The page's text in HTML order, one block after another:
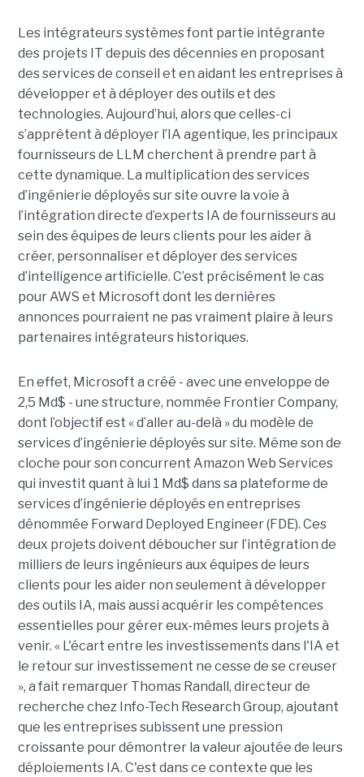
Les intégrateurs systèmes font partie intégrante
des projets IT depuis des décennies en proposant
des services de conseil et en aidant les entreprises à
développer et à déployer des outils et des
technologies. Aujourd’hui, alors que celles-ci
s’apprêtent à déployer l’IA agentique, les principaux
fournisseurs de LLM cherchent à prendre part à
cette dynamique. La multiplication des services
d’ingénierie déployés sur site ouvre la voie à
l’intégration directe d’experts IA de fournisseurs au
sein des équipes de leurs clients pour les aider à
créer, personnaliser et déployer des services
d’intelligence artificielle. C’est précisément le cas
pour AWS et Microsoft dont les dernières
annonces pourraient ne pas vraiment plaire à leurs
partenaires intégrateurs historiques.
En effet, Microsoft a créé - avec une enveloppe de
2,5 Md$ - une structure, nommée Frontier Company,
dont l’objectif est « d’aller au-delà » du modèle de
services d’ingénierie déployés sur site. Même son de
cloche pour son concurrent Amazon Web Services
qui investit quant à lui 1 Md$ dans sa plateforme de
services d’ingénierie déployés en entreprises
dénommée Forward Deployed Engineer (FDE). Ces
deux projets doivent déboucher sur l’intégration de
milliers de leurs ingénieurs aux équipes de leurs
clients pour les aider non seulement à développer
des outils IA, mais aussi acquérir les compétences
essentielles pour gérer eux-mêmes leurs projets à
venir. « L'écart entre les investissements dans l'IA et
le retour sur investissement ne cesse de se creuser
», a fait remarquer Thomas Randall, directeur de
recherche chez Info-Tech Research Group, ajoutant
que les entreprises subissent une pression
croissante pour démontrer la valeur ajoutée de leurs
déploiements IA. C'est dans ce contexte que les